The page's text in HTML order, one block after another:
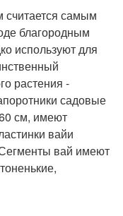
считается самым
благородным
используют для
растения -
садовые
см, имеют
вайи
вай имеют